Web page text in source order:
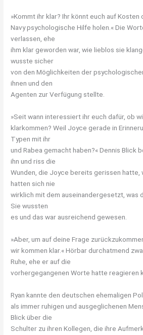
»Kommt ihr klar? Ihr könnt euch auf Kosten
Navy psychologische Hilfe holen.« Die
verlassen, ehe
ihm klar geworden war, wie lieblos sie
wusste sicher
von den Möglichkeiten der
ihnen und den
Agenten zur Verfügung stellte.
»Seit wann interessiert ihr euch dafür, ob
klarkommen? Weil Joyce gerade in
Typen mit ihr
und Rabea gemacht haben?« Dennis Blick
ihn und riss die
Wunden, die Joyce bereits gerissen hatte,
hatten sich nie
wirklich mit dem auseinandergesetzt, was
Sie wussten
es und das war ausreichend gewesen.
»Aber, um auf deine Frage
wir kommen klar.« Hörbar durchatmend
Ruhe, ehe er auf die
vorhergegangenen Worte hatte reagieren
Ryan kannte den deutschen ehemaligen
als immer ruhigen und ausgeglichenen
Blick über die
Schulter zu ihren Kollegen, die ihre